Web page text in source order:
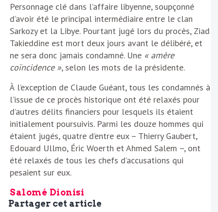
Personnage clé dans l’affaire libyenne, soupçonné
d’avoir été le principal intermédiaire entre le clan
Sarkozy et la Libye. Pourtant jugé lors du procès, Ziad
Takieddine est mort deux jours avant le délibéré, et
ne sera donc jamais condamné. Une « amère
coïncidence », selon les mots de la présidente.
À l’exception de Claude Guéant, tous les condamnés à
l’issue de ce procès historique ont été relaxés pour
d’autres délits financiers pour lesquels ils étaient
initialement poursuivis. Parmi les douze hommes qui
étaient jugés, quatre d’entre eux – Thierry Gaubert,
Edouard Ullmo, Éric Woerth et Ahmed Salem –, ont
été relaxés de tous les chefs d’accusations qui
pesaient sur eux.
Salomé Dionisi
Partager cet article